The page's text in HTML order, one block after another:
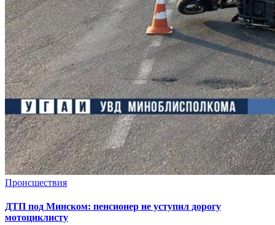
Происшествия
ДТП под Минском: пенсионер не уступил дорогу
мотоциклисту